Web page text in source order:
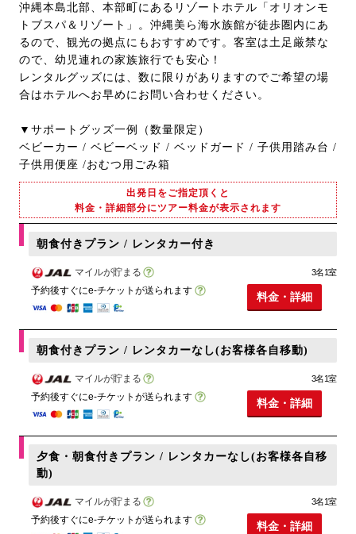
沖縄本島北部、本部町にあるリゾートホテル「オリオンモ
トブスパ＆リゾート」。沖縄美ら海水族館が徒歩圏内にあ
るので、観光の拠点にもおすすめです。客室は土足厳禁な
ので、幼児連れの家族旅行でも安心！
レンタルグッズには、数に限りがありますのでご希望の場
合はホテルへお早めにお問い合わせください。
▼サポートグッズ一例（数量限定）
ベビーカー / ベビーベッド / ベッドガード / 子供用踏み台 /
子供用便座 /おむつ用ごみ箱
出発日をご指定頂くと
料金・詳細部分にツアー料金が表示されます
朝食付きプラン / レンタカー付き
マイルが貯まる
予約後すぐにe-チケットが送られます
3名1室
料金・詳細
朝食付きプラン / レンタカーなし(お客様各自移動)
マイルが貯まる
予約後すぐにe-チケットが送られます
3名1室
料金・詳細
夕食・朝食付きプラン / レンタカーなし(お客様各自移
動)
マイルが貯まる
予約後すぐにe-チケットが送られます
3名1室
料金・詳細